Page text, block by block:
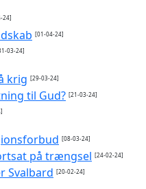
24]
[01-04-24]
03-24]
krig [29-03-24]
til Gud? [21-03-24]
[08-03-24]
på trængsel [24-02-24]
Svalbard [20-02-24]